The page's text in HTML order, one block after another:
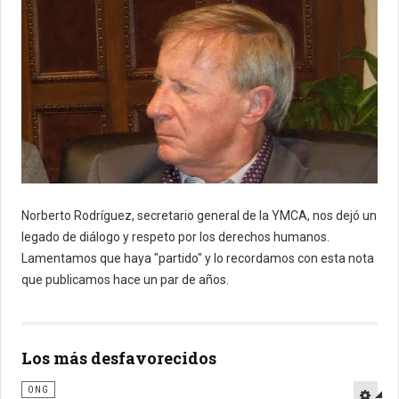
Norberto Rodríguez, secretario general de la YMCA, nos dejó un
legado de diálogo y respeto por los derechos humanos
Lamentamos que haya "partido" y lo recordamos con esta nota
que publicamos hace un par de años.
Los más desfavorecidos
ONG